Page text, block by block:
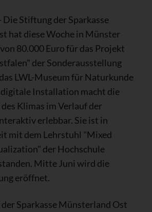
Die Stiftung der Sparkasse
hat diese Woche in Münster
80.000 Euro für das Projekt
der Sonderausstellung
LWL-Museum für Naturkunde
Installation macht die
Klimas im Verlauf der
erlebbar. Sie ist in
mit dem Lehrstuhl "Mixed
der Hochschule
Mitte Juni wird die
eröffnet.
Sparkasse Münsterland Ost